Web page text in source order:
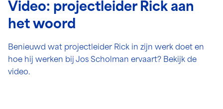
Video: projectleider Rick aan
het woord
Benieuwd wat projectleider Rick in zijn werk doet en
hoe hij werken bij Jos Scholman ervaart? Bekijk de
video.